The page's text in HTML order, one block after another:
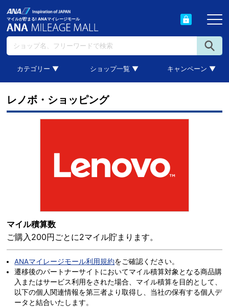
マイルが貯まる! ANAマイレージモール
カテゴリー ▼ ショップ一覧 ▼ キャンペーン ▼
レノボ・ショッピング
マイル積算数
ご購入200円ごとに2マイル貯まります。
ANAマイレージモール利用規約をご確認ください。
遷移後のパートナーサイトにおいてマイル積算対象となる商品購
入またはサービス利用をされた場合、マイル積算を目的として、
以下の個人関連情報を第三者より取得し、当社の保有する個人デ
ータと結合いたします。